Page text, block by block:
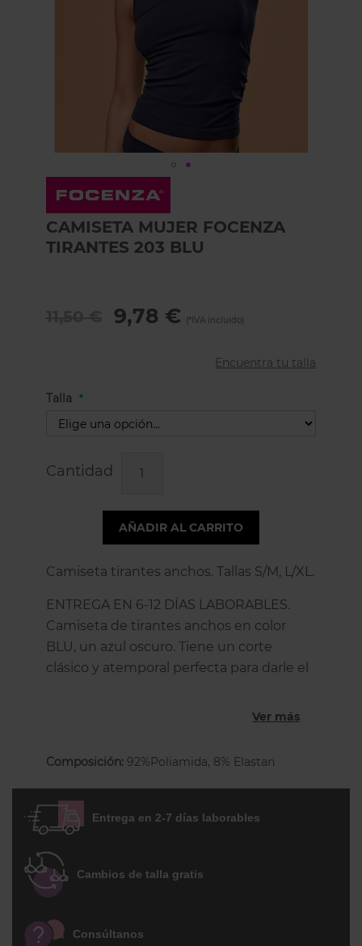
CAMISETA MUJER FOCENZA
TIRANTES 203 BLU
9,78 €
Encuentra tu talla
Talla
Cantidad
AÑADIR AL CARRITO
Camiseta tirantes anchos. Tallas S/M, L/XL.
ENTREGA EN 6-12 DÍAS LABORABLES.
Camiseta de tirantes anchos en color
BLU, un azul oscuro. Tiene un corte
clásico y atemporal perfecta para darle el
camisetas de tirantes mujer cómoda y
camiseta de tirantes anchos versátil y
atemporal que se adapta muy bien a tus
looks gracias a su elegante gran variedad
de colores.
Ver más
Composición: 92%Poliamida, 8% Elastan
beginning
Entrega en 2-7 días laborables
Cambios de talla gratis
Consúltanos